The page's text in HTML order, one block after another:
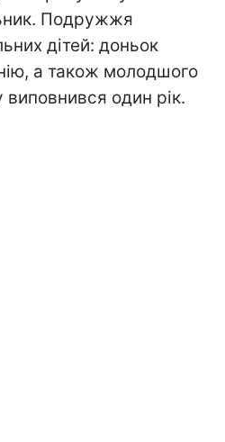
Подружжя
дітей: доньок
а також молодшого
один рік.